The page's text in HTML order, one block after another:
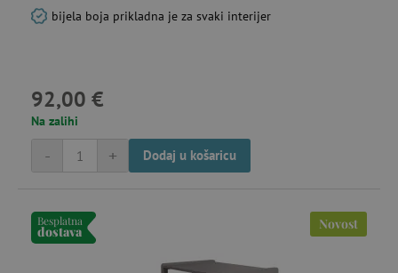
bijela boja prikladna je za svaki interijer
92,00 €
Na zalihi
+
- Dodaj u košaricu
Besplatna
dostava Novost